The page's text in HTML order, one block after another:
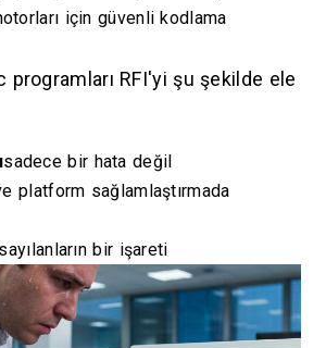
için güvenli kodlama
programları RFI'yi şu şekilde ele
sadece bir hata değil
platform sağlamlaştırmada
bir işareti